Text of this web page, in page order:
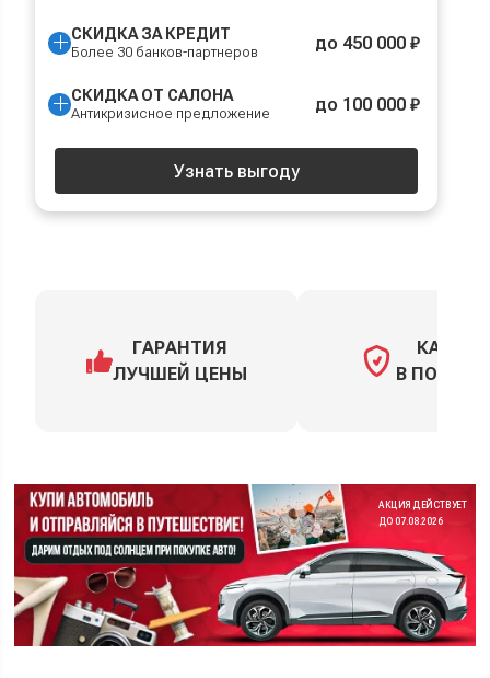
СКИДКА ЗА КРЕДИТ
Более 30 банков-партнеров до 450 000 ₽
СКИДКА ОТ САЛОНА
Антикризисное предложение до 100 000 ₽
Узнать выгоду
ГАРАНТИЯ
ЛУЧШЕЙ ЦЕНЫ
КАСКО
В
АКЦИЯ ДЕЙСТВУЕТ
ДО 07.08.2026